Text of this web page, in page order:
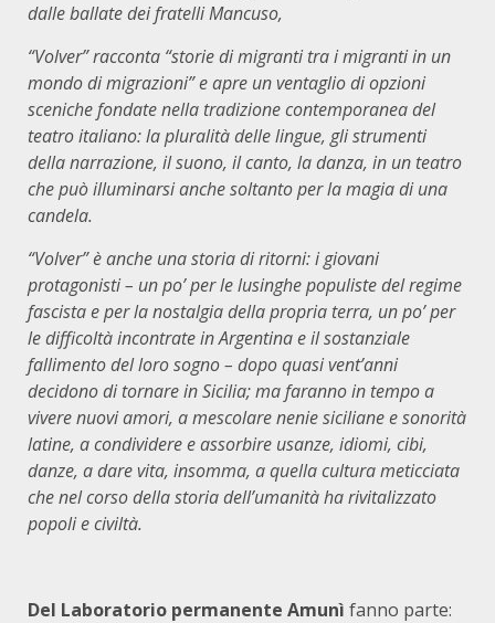
dalle ballate dei fratelli Mancuso,
“Volver” racconta “storie di migranti tra i migranti in un
mondo di migrazioni” e apre un ventaglio di opzioni
sceniche fondate nella tradizione contempora­nea del
teatro italiano: la pluralità delle lingue, gli strumenti
della narrazione, il suono, il canto, la danza, in un teatro
che può illuminarsi anche soltanto per la magia di una
candela.
“Volver” è anche una storia di ritorni: i giovani
protagonisti – un po’ per le lusinghe populiste del regime
fascista e per la nostalgia della propria terra, un po’ per
le difficoltà incontrate in Argentina e il sostanziale
fallimento del loro sogno – dopo quasi vent’anni
decidono di tornare in Sicilia; ma faranno in tempo a
vivere nuovi amori, a mescolare nenie siciliane e sonorità
latine, a condividere e assorbire usanze, idiomi, cibi,
danze, a dare vita, insomma, a quella cultura meticciata
che nel corso della storia dell’umanità ha rivitalizzato
popoli e civiltà.
Del Laboratorio permanente Amunì fanno parte: